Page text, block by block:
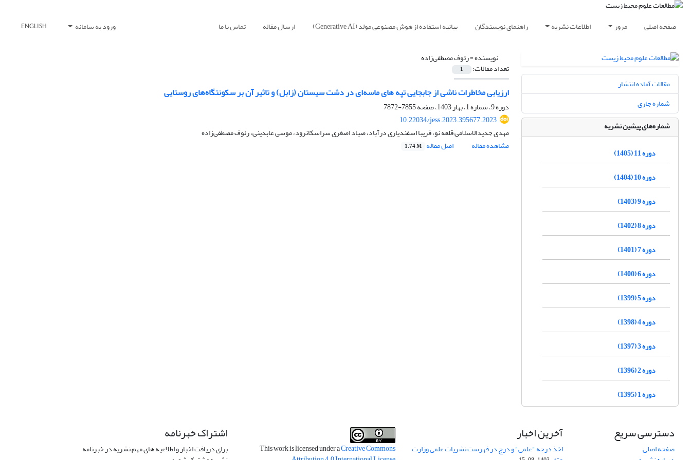
صفحه اصلی مرور اطلاعات نشریه راهنمای نویسندگان بیانیه استفاده از هوش مصنوعی مولد (Generative AI) ارسال مقاله تماس با ما ورود به سامانه ENGLISH
نویسنده =رئوف مصطفی‌زاده
تعداد مقالات: 1
ارزیابی مخاطرات ناشی از جابجایی تپه های ماسه‌ای در دشت سیستان (زابل) و تاثیر آن بر سکونتگاه‌های روستایی
دوره 9، شماره 1، بهار 1403، صفحه
7855-7872
10.22034/jess.2023.395677.2023
مهدی جدیدالاسلامی قلعه نو، فریبا اسفندیاری درآباد، صیاد اصغری سراسکانرود، موسی عابدینی، رئوف مصطفی‌زاده
مشاهده مقاله
اصل مقاله 1.74 M
مقالات آماده انتشار
شماره جاری
شماره‌های پیشین نشریه
دوره 11 (1405)
دوره 10 (1404)
دوره 9 (1403)
دوره 8 (1402)
دوره 7 (1401)
دوره 6 (1400)
دوره 5 (1399)
دوره 4 (1398)
دوره 3 (1397)
دوره 2 (1396)
دوره 1 (1395)
دسترسی سریع
صفحه اصلی
آخرین اخبار
اخذ درجه "علمی" و درج در فهرست نشریات علمی وزارت This work is licensed under aCreative Commons
اشتراک خبرنامه
برای دریافت اخبار و اطلاعیه های مهم نشریه در خبرنامه